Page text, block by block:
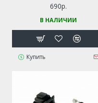
PATRIOT, PRORAB, FUBAG,
ADA, КАЛИБР И ПР.
(САМОЗАПУСК-ТРЕЩЕТКА)
690р.
В НАЛИЧИИ
Купить